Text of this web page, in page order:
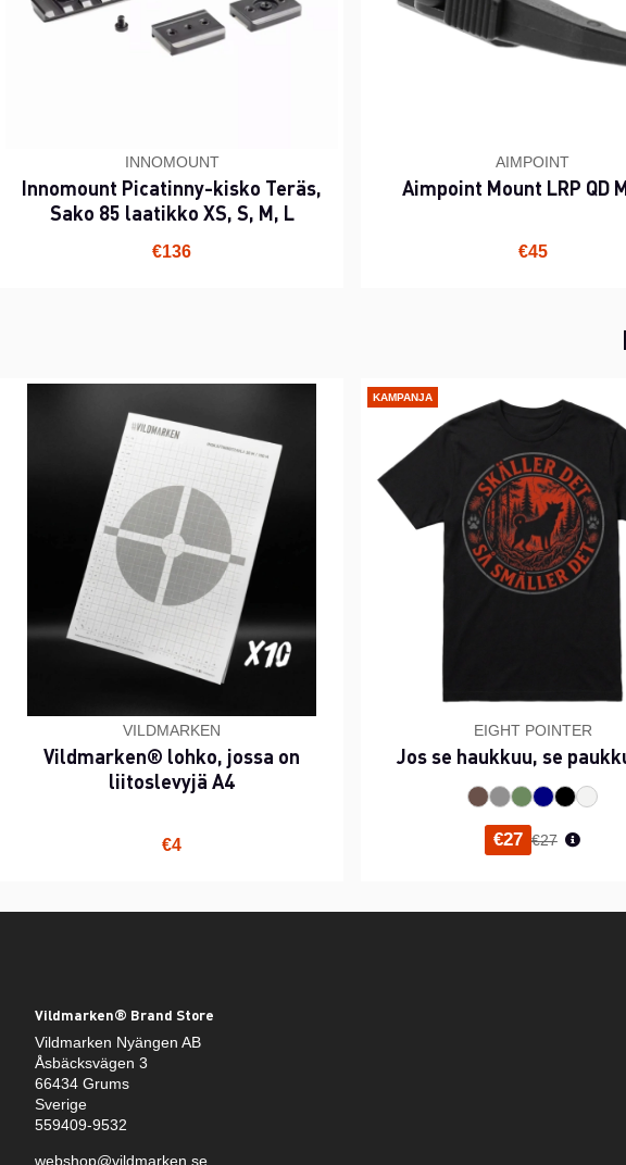
INNOMOUNT
Innomount Picatinny-kisko Teräs,
Sako 85 laatikko XS, S, M, L
€136
AIMPOINT
Aimpoint Mount LRP QD
€45
VILDMARKEN
Vildmarken® lohko, jossa on
liitoslevyjä A4
€4
KAMPANJA
EIGHT POINTER
Jos se haukkuu, se
€27 Normaali
€27
Vildmarken® Brand Store
Vildmarken Nyängen AB
Åsbäcksvägen 3
66434 Grums
Sverige
559409-9532
webshop@vildmarken.se